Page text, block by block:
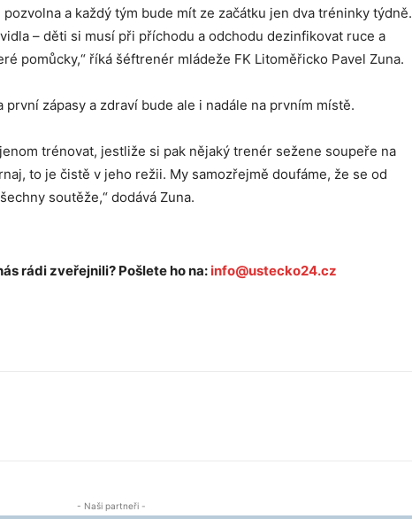
a každý tým bude mít ze začátku jen dva tréninky týdně.
– děti si musí při příchodu a odchodu dezinfikovat ruce a
pomůcky,“ říká šéftrenér mládeže FK Litoměřicko Pavel Zuna.
zápasy a zdraví bude ale i nadále na prvním místě.
trénovat, jestliže si pak nějaký trenér sežene soupeře na
to je čistě v jeho režii. My samozřejmě doufáme, že se od
soutěže,“ dodává Zuna.
rádi zveřejnili? Pošlete ho na: info@ustecko24.cz
- Naši partneři -